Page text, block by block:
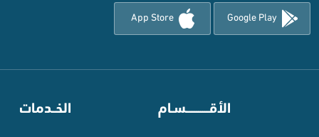
Google Play
App Store
الأقـــــــــــسـام الخــدمات